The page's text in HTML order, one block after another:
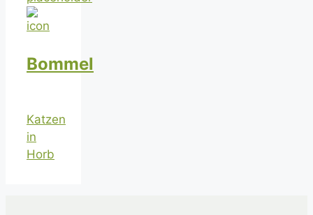
Bommel
Katzen
in
Horb